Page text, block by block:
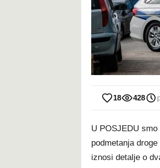
18 428
U POSJEDU
podmetanja
iznosi detalje o